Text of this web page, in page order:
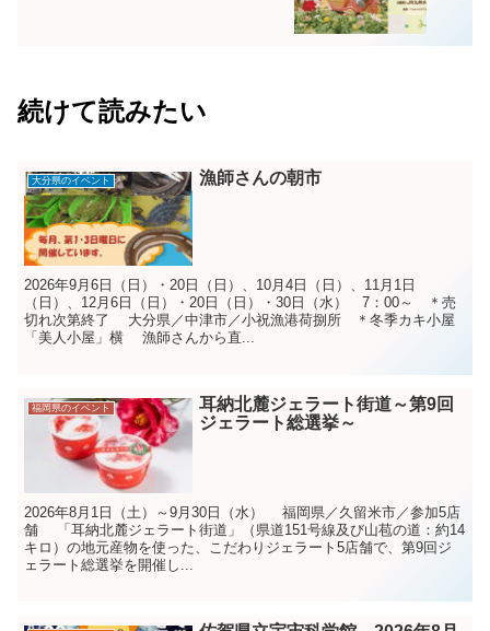
続けて読みたい
大分県のイベント 漁師さんの朝市
2026年9月6日（日）・20日（日）、10月4日（日）、11月1日
（日）、12月6日（日）・20日（日）・30日（水） 7：00～ ＊売
切れ次第終了 大分県／中津市／小祝漁港荷捌所 ＊冬季カキ小屋
「美人小屋」横 漁師さんから直...
福岡県のイベント
耳納北麓ジェラート街道～第9回
ジェラート総選挙～
2026年8月1日（土）～9月30日（水） 福岡県／久留米市／参加5店
舗 「耳納北麓ジェラート街道」（県道151号線及び山苞の道：約14
キロ）の地元産物を使った、こだわりジェラート5店舗で、第9回ジ
ェラート総選挙を開催し...